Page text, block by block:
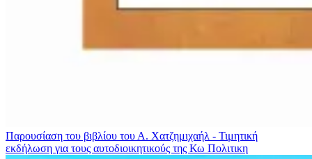
Παρουσίαση του βιβλίου του Α. Χατζημιχαήλ - Τιμητική
εκδήλωση για τους αυτοδιοικητικούς της Κω Πολιτικη